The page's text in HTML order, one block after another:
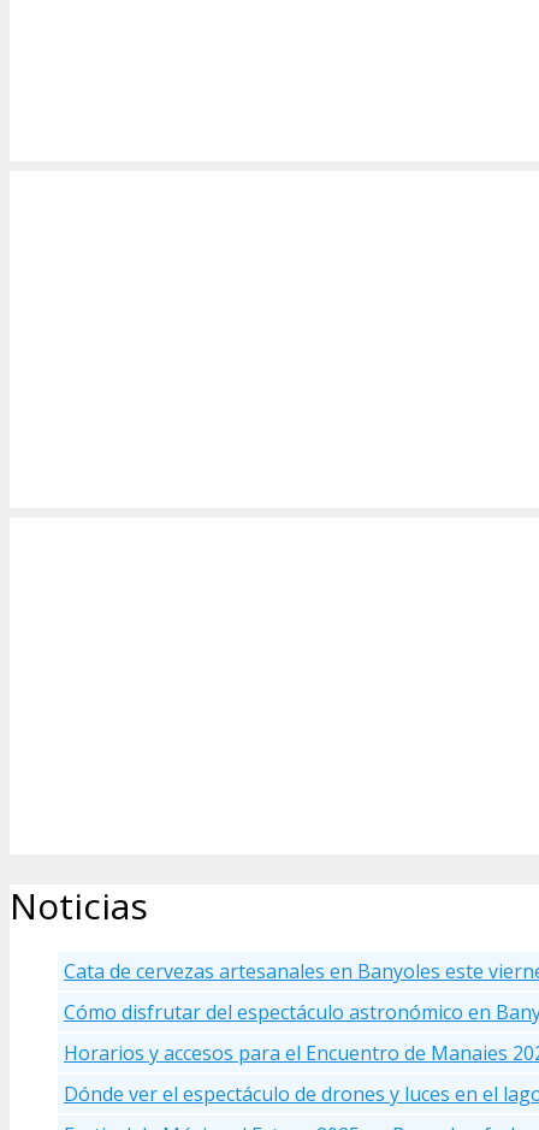
Noticias
Cata de cervezas artesanales en Banyoles este
Cómo disfrutar del espectáculo astronómico en
Horarios y accesos para el Encuentro de Manaies
Dónde ver el espectáculo de drones y luces en el